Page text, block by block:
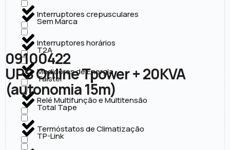
Interruptores crepusculares
Interruptores horários
Medidores de Energia
Relé Multifunção e Multitensão
Termóstatos de Climatização
Sem Marca
T2A
Taistel
Total Tape
TP-Link
09100422
UPS Online Tpower + 20KVA
(autonomia 15m)